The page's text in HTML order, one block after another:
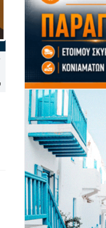
Στα «μοβ» το Δημαρχείο
Σύρου για την Παγκόσμια
Ημέρα Ενημέρωσης για τη
Νωτιαία Μυϊκή Ατροφία